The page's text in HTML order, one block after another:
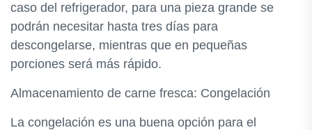
caso del refrigerador, para una pieza grande se
podrán necesitar hasta tres días para
descongelarse, mientras que en pequeñas
porciones será más rápido.
Almacenamiento de carne fresca: Congelación
La congelación es una buena opción para el